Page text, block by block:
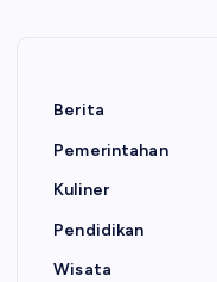
Berita
Pemerintahan
Kuliner
Pendidikan
Wisata